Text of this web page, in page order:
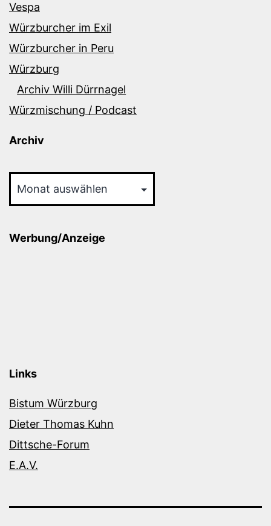
Vespa
Würzburcher im Exil
Würzburcher in Peru
Würzburg
Archiv Willi Dürrnagel
Würzmischung / Podcast
Archiv
Werbung/Anzeige
Links
Bistum Würzburg
Dieter Thomas Kuhn
Dittsche-Forum
E.A.V.